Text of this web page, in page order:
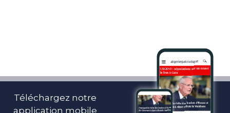
Téléchargez notre
application mobile